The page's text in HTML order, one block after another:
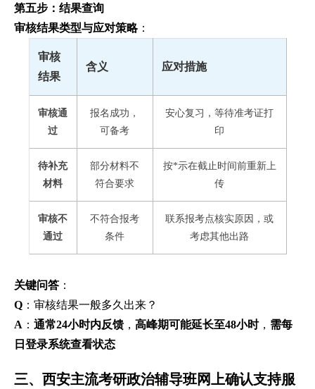
第五步：结果查询
审核结果类型与应对策略：
审核
结果
含义 应对措施
审核通
过
报名成功，
可备考
安心复习，等待准考证打
印
待补充
材料
部分材料不
符合要求
按*示在截止时间前重新上
传
审核不
通过
不符合报考
条件
联系报考点核实原因，或
考虑其他出路
关键问答 ：
Q ：审核结果一般多久出来？
A ： 通常24小时内反馈 ， 高峰期可能延长至48小时， 需每
日登录系统查看状态
三、西安主流考研政治辅导班网上确认支持服